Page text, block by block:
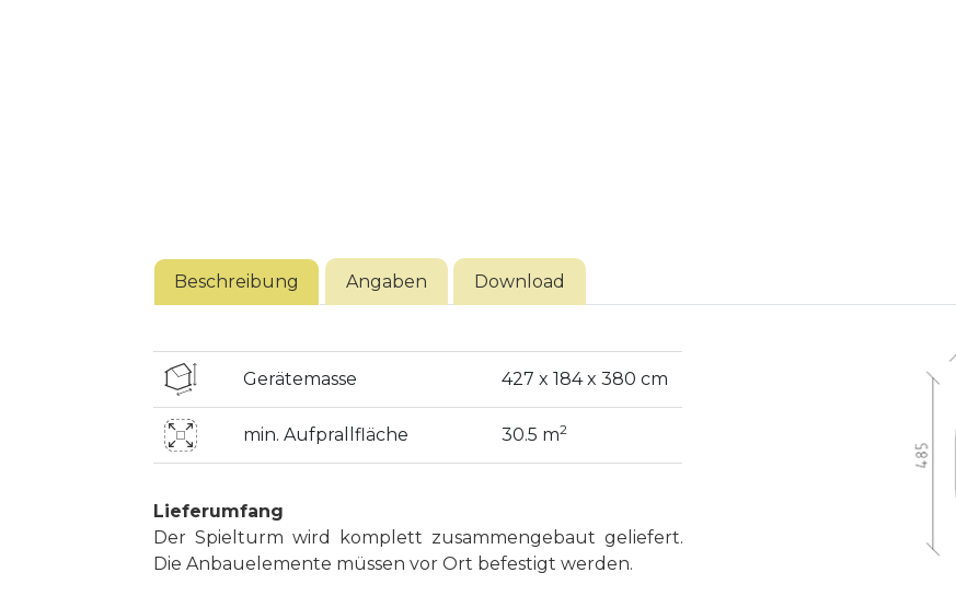
Beschreibung Angaben Download
Gerätemasse 427 x 184 x 380 cm
min. Aufprallfläche 30.5 m2
Lieferumfang
Der Spielturm wird komplett zusammengebaut geliefert.
Die Anbauelemente müssen vor Ort befestigt werden.